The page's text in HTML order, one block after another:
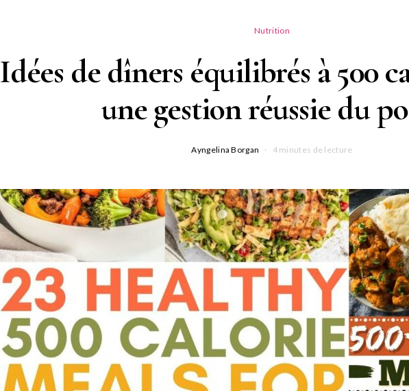
Nutrition
Idées de dîners équilibrés à 500
une gestion réussie du
Ayngelina Borgan 4 minutes de lecture